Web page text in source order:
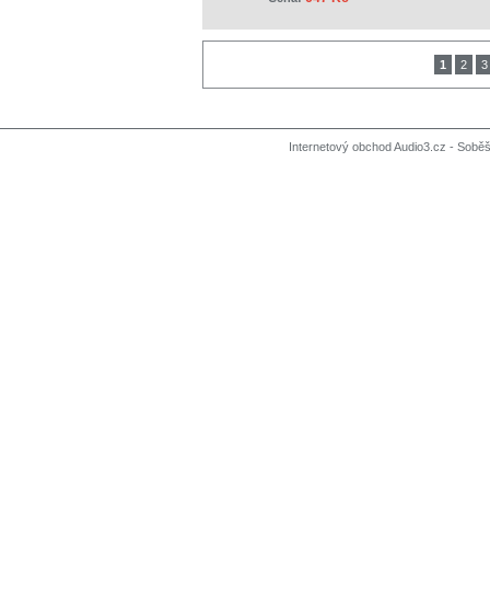
1 2 3
Internetový obchod Audio3.cz -